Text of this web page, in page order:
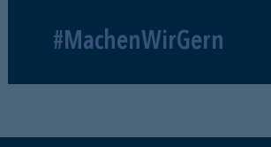
#MachenWirGern